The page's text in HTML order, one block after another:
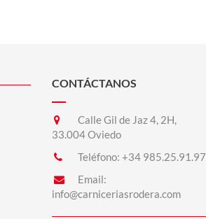
CONTÁCTANOS
Calle Gil de Jaz 4, 2H,
33.004 Oviedo
Teléfono: +34 985.25.91.97
Email:
info@carniceriasrodera.com